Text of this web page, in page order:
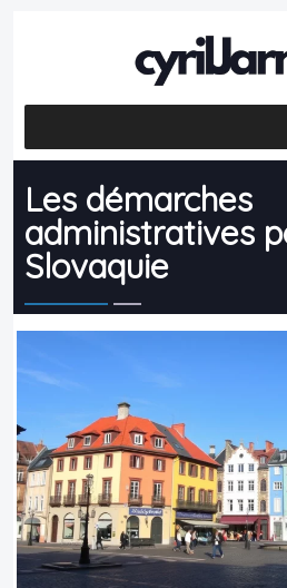
Les démarches
administratives
Slovaquie